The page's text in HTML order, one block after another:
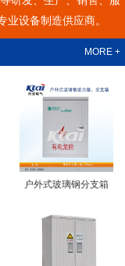
设备制造供应商。
MORE +
户外式玻璃钢分支箱